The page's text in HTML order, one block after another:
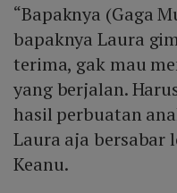
“Bapaknya (Gaga
bapaknya Laura
terima, gak mau
yang berjalan.
hasil perbuatan
Laura aja bersabar
Keanu.